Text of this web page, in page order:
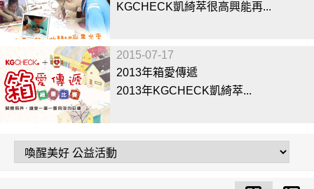
KGCHECK凱綺萃很高興能再...
2015-07-17
2013年箱愛傳遞
2013年KGCHECK凱綺萃...